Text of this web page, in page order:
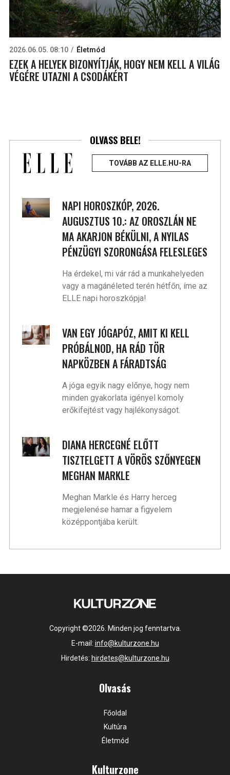
2026.06.05. 08:10 Életmód
EZEK A HELYEK BIZONYÍTJÁK, HOGY NEM KELL A VILÁG
VÉGÉRE UTAZNI A CSODÁKÉRT
OLVASS BELE!
TOVÁBB AZ ELLE.HU-RA
NAPI HOROSZKÓP, 2026.
AUGUSZTUS 10.: AZ OROSZLÁN NE
MA AKARJON BÉKÜLNI, A NYILAS
PÉNZÜGYI SZORONGÁSA FELESLEGES
Ha érdekel, mi vár rád a munkahelyeden
vagy a magánéleted terén hétfőn, íme az
ELLE napi horoszkópja!
VAN EGY JÓGAPÓZ, AMIT KI KELL
PRÓBÁLNOD, HA RÁD TÖR
NAPKÖZBEN A FÁRADTSÁG
A jóga egyik nagy előnye, hogy nem
minden gyakorlata igényel komoly
erőkifejtést vagy hajlékonyságot.
DIANA HERCEGNÉ ELŐTT
TISZTELGETT A VÖRÖS SZŐNYEGEN
MEGHAN MARKLE
Meghan Markle és Harry herceg
megjelenése hamar a figyelem
középpontjába került.
Copyright ©2026. Minden jog fenntartva.
E-mail: info@kulturzone.hu
Hirdetés: hirdetes@kulturzone.hu
Olvasás
Főoldal
Kultúra
Életmód
Kulturzone